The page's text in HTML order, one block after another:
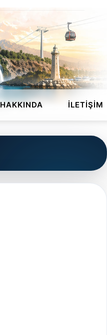
HAKKINDA İLETIŞIM